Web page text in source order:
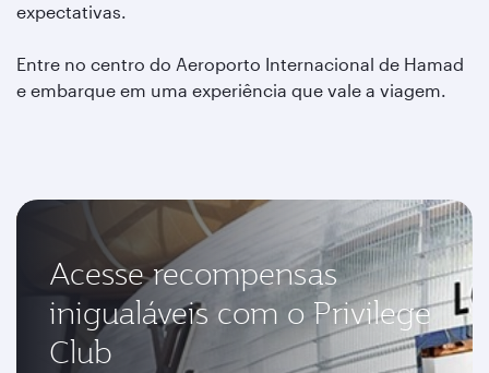
expectativas.
Entre no centro do Aeroporto Internacional de Hamad
e embarque em uma experiência que vale a viagem.
Acesse recompensas
inigualáveis com o Privilege
Club